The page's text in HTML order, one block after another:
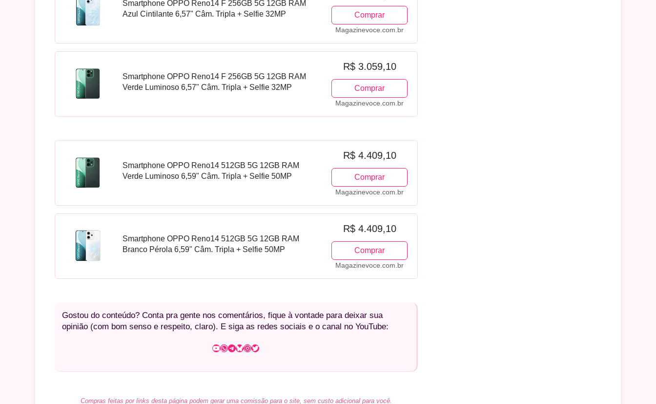
Smartphone OPPO Reno14 F 256GB 5G 12GB RAM
Azul Cintilante 6,57" Câm. Tripla + Selfie 32MP
Comprar
Magazinevoce.com.br
Smartphone OPPO Reno14 F 256GB 5G 12GB RAM
Verde Luminoso 6,57" Câm. Tripla + Selfie 32MP
R$ 3.059,10
Comprar
Magazinevoce.com.br
Smartphone OPPO Reno14 512GB 5G 12GB RAM
Verde Luminoso 6,59" Câm. Tripla + Selfie 50MP
R$ 4.409,10
Comprar
Magazinevoce.com.br
Smartphone OPPO Reno14 512GB 5G 12GB RAM
Branco Pérola 6,59" Câm. Tripla + Selfie 50MP
R$ 4.409,10
Comprar
Magazinevoce.com.br
Gostou do conteúdo? Conta pra gente nos comentários, fique à vontade para deixar sua
opinião (com bom senso e respeito, claro). E siga as redes sociais e o canal no YouTube:
Youtube WhatsApp TelegramBluesky InstagramTwitter
Compras feitas por links desta página podem gerar uma comissão para o site, sem custo adicional para você.